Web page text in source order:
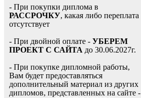
- При покупки диплома в
РАССРОЧКУ, какая либо переплата
отсутствует
- При двойной оплате - УБЕРЕМ
ПРОЕКТ С САЙТА до 30.06.2027г.
- При покупке дипломной работы,
Вам будет предоставляться
дополнительный материал из других
дипломов, представленных на сайте -